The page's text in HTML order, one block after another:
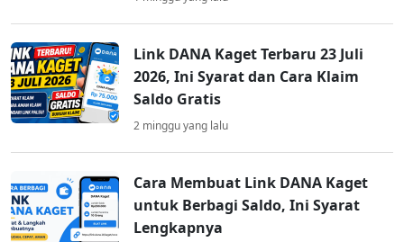
Link DANA Kaget Terbaru 23 Juli
2026, Ini Syarat dan Cara Klaim
Saldo Gratis
2 minggu yang lalu
Cara Membuat Link DANA Kaget
untuk Berbagi Saldo, Ini Syarat
Lengkapnya